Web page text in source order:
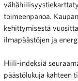
toimeenpanoa.
kehittymisestä
ilmapäästöjen ja
Hiili-indeksiä
päästölukuja kahteen